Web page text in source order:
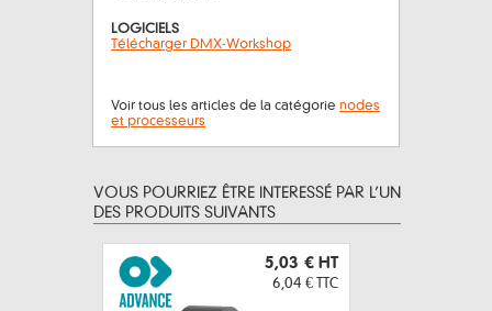
LOGICIELS
Télécharger DMX-Workshop
Voir tous les articles de la catégorie nodes
et processeurs
VOUS POURRIEZ ÊTRE INTERESSÉ PAR L’UN
DES PRODUITS SUIVANTS
5,03 € HT
6,04 € TTC